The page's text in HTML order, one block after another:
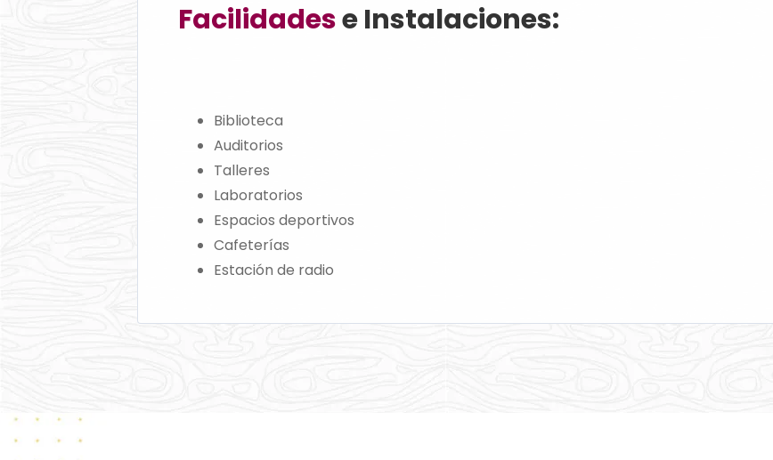
Facilidadese Instalaciones:
Biblioteca
Auditorios
Talleres
Laboratorios
Espacios deportivos
Cafeterías
Estación de radio